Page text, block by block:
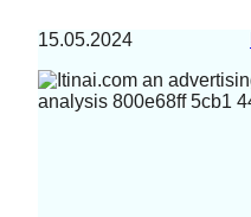
15.05.2024